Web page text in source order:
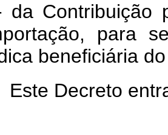
para
beneficiária
Este Decreto